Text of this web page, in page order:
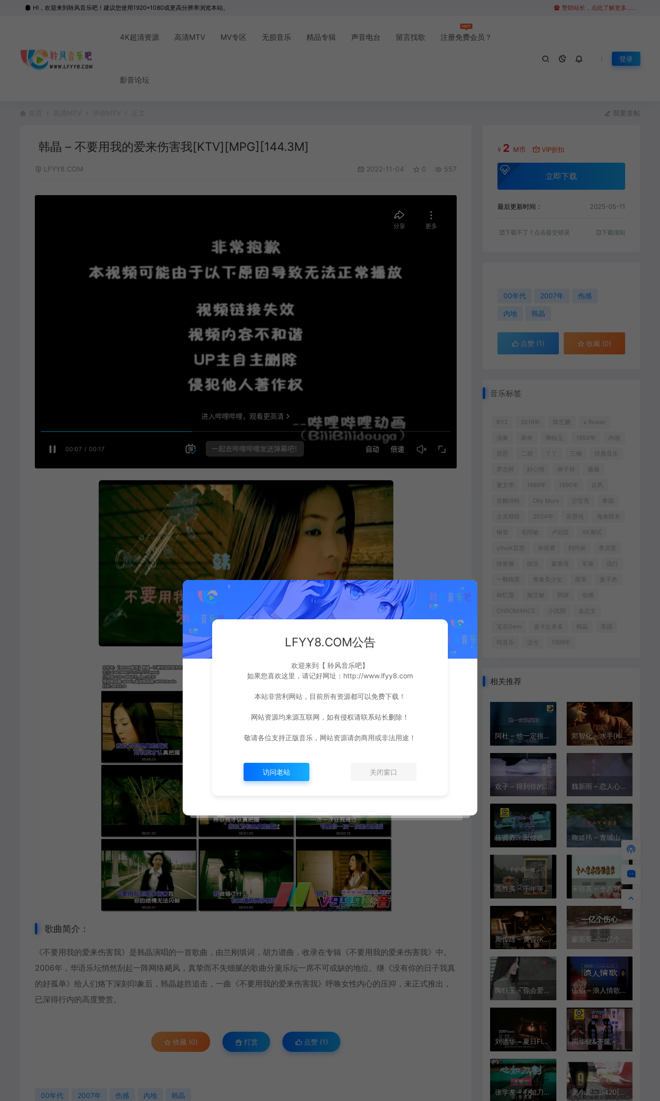
HI，欢迎来到聆风音乐吧！建议您使用1920*1080或更高分辨率浏览本站。 赞助站长，点此了解更多......
4K超清资源 高清MTV MV专区 无损音乐 精品专辑 声音电台 留言找歌 注册免费会员？
影音论坛
登录
我要发帖
韩晶 – 不要用我的爱来伤害我[KTV][MPG][144.3M]
LFYY8.COM 2022-11-04 0 557
歌曲简介：
《不要用我的爱来伤害我》是韩晶演唱的一首歌曲，由兰刚填词，胡力谱曲，收录在专辑《不要用我的爱来伤害我》中。
2006年，华语乐坛悄然刮起一阵网络飓风，真挚而不失细腻的歌曲分羹乐坛一席不可或缺的地位。继《没有你的日子我真
的好孤单》给人们烙下深刻印象后，韩晶趁胜追击，一曲《不要用我的爱来伤害我》呼唤女性内心的压抑，未正式推出，
已深得行内的高度赞赏。
收藏 (0) 打赏 点赞 (1)
00年代 2007年 伤感 内地 韩晶
¥ 2 M币 VIP折扣
立即下载
最后更新时间： 2025-05-11
下载不了？点击提交错误 下载须知
00年代 2007年 伤感
内地 韩晶
点赞 (1) 收藏 (0)
音乐标签
BY2 2016年 陈艺鹏 v flower
演奏 新年 陶钰玉 1993年 内地
琵琶 二胡 丫丫 三楠 经典音乐
罗志祥 好心情 林子祥 薇薇
董文华 1989年 1990年 古风
音阙诗听 Olly Murs 沙宝亮 泰国
古灵精怪 2024年 苏慧伦 海来阿木
铜管 毛阿敏 卢冠廷 4K测试
yihuik苡慧 孙语赛 刘珂矣 李贞贤
徐誉滕 徐浩 蒙面哥 军旅 流行
一颗狼星 青春美少女 甜美 麦子杰
林忆莲 施艾敏 阿肆 动感
CHROMANCE 小沈阳 金志文
宝石Gem 皮卡丘多多 韩晶 美国
纯音乐 迈兮 1999年
相关推荐
阿杜 – 他一定很爱你[KTV][MPG][148M] 郑智化 – 水手[KTV][VOB][348.7M]
欢子 – 得到你的人却得不到你的心[KTV][VOB][248.4M] 魏新雨 – 恋人心[1080P][KTV][MPG][641.1M]
任贤齐 – 天使也一样[KTV][MPG][251M] 鞠婧祎 – 青城山下白素贞[720P][KTV][MPG][123M]
高胜美 – 千年等一回[KTV][MPG][207M] 宋祖英 – 十八弯水路到我家[KTV][VOB][164M]
周传雄 – 黄昏[KTV][VOB][344.7M] 蒙面哥 – 一亿个伤心[KTV][MPG][166.4M]
陶钰玉 – 你会爱我到什么时候[1080P][KTV][MPG][466M] 伍佰 – 浪人情歌[KTV][MPG][168M]
刘德华 – 夏日FIESTA(演唱会)[粤语][KTV][MPG][185M] 周华健&齐豫 – 天下有情人(国语)[KTV][VOB][203.6M]
张学友 – 心如刀割[KTV][MPG][183.3M] 麦小兜 – 9420[KTV][MPG][184M]
LFYY8.COM公告
欢迎来到【 聆风音乐吧】
如果您喜欢这里，请记好网址：http://www.lfyy8.com
本站非营利网站，目前所有资源都可以免费下载！
网站资源均来源互联网，如有侵权请联系站长删除！
敬请各位支持正版音乐，网站资源请勿商用或非法用途！
访问老站 关闭窗口